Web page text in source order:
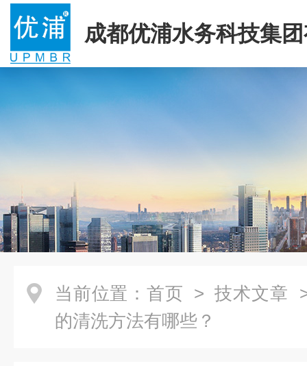
成都优浦水务科技集
司
当前位置： 首页 > 技术文章
的清洗方法有哪些？